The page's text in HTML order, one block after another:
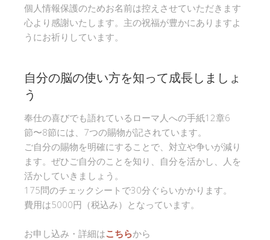
個人情報保護のためお名前は控えさせていただきます
心より感謝いたします。主の祝福が豊かにありますよ
うにお祈りしています。
自分の脳の使い方を知って成長しましょ
う
奉仕の喜びでも語れているローマ人への手紙12章6
節〜8節には、7つの賜物が記されています。
ご自分の賜物を明確にすることで、対立や争いが減り
ます。ぜひご自分のことを知り、自分を活かし、人を
活かしていきましょう。
175問のチェックシートで30分ぐらいかかります。
費用は5000円（税込み）となっています。
お申し込み・詳細はこちらから